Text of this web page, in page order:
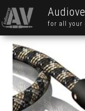
for all your